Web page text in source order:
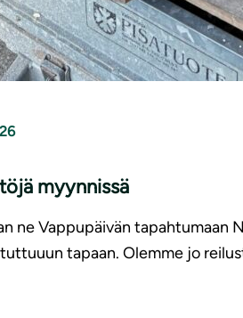
myynnissä
ne Vappupäivän tapahtumaan
tapaan. Olemme jo